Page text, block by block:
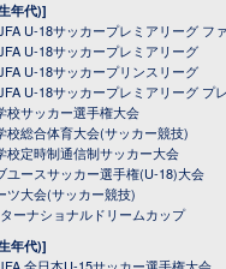
年代)]
U-18サッカープレミアリーグ フ
U-18サッカープレミアリーグ
U-18サッカープリンスリーグ
U-18サッカープレミアリーグ プ
校サッカー選手権大会
校総合体育大会(サッカー競技)
校定時制通信制サッカー大会
ユースサッカー選手権(U-18)大会
ツ大会(サッカー競技)
ーナショナルドリームカップ
年代)]